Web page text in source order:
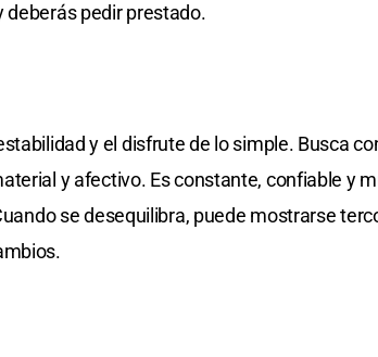
deberás pedir prestado.
y el disfrute de lo simple. Busca
y afectivo. Es constante, confiable y
se desequilibra, puede mostrarse